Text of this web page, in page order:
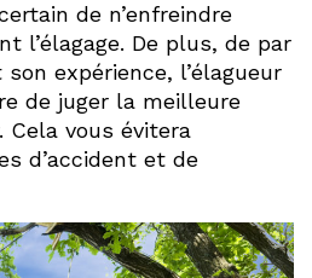
de n’enfreindre
l’élagage. De plus, de par
expérience, l’élagueur
de juger la meilleure
Cela vous évitera
d’accident et de